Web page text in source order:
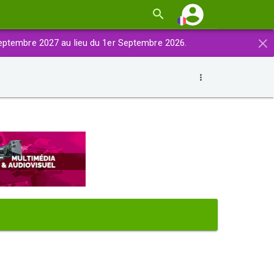
×
2027 au lieu du 1er Septembre 2026.